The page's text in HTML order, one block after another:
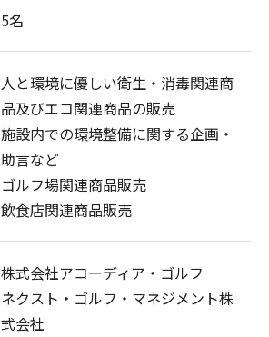
5名
人と環境に優しい衛生・消毒関連商
品及びエコ関連商品の販売
施設内での環境整備に関する企画・
助言など
ゴルフ場関連商品販売
飲食店関連商品販売
株式会社アコーディア・ゴルフ
ネクスト・ゴルフ・マネジメント株
式会社